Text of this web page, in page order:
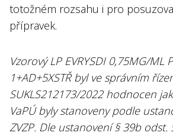
totožném rozsahu i pro
přípravek.
Vzorový LP EVRYSDI 0,75MG/ML
1+AD+5XSTŘ byl ve správním
SUKLS212173/2022 hodnocen
VaPÚ byly stanoveny podle
ZVZP. Dle ustanovení § 39b odst.